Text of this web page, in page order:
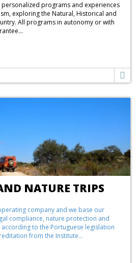
personalized programs and experiences
exploring the Natural, Historical and
All programs in autonomy or with
NATURE TRIPS
company and we base our
compliance, nature protection and
to the Portuguese legislation
from the Institute...